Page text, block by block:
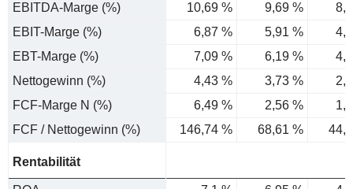
EBITDA-Marge (%) 10,69 % 9,69 %
EBIT-Marge (%)
6,87 % 5,91 %
EBT-Marge (%)
7,09 % 6,19 %
Nettogewinn (%)
4,43 % 3,73 %
FCF-Marge N (%)
6,49 % 2,56 %
FCF / Nettogewinn (%)
146,74 % 68,61 %
Rentabilität